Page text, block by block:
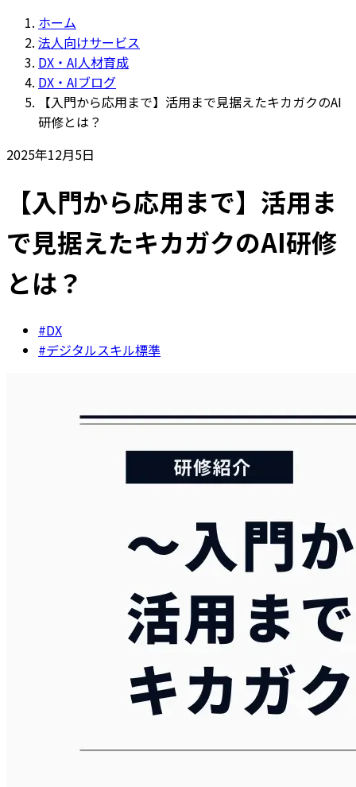
ホーム
法人向けサービス
DX・AI人材育成
DX・AIブログ
【入門から応用まで】活用まで見据えたキカガクのAI
研修とは？
2025年12月5日
【入門から応用まで】活用ま
で見据えたキカガクのAI研修
とは？
#DX
#デジタルスキル標準